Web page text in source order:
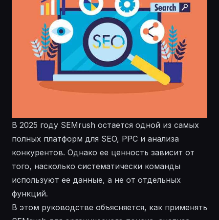
В 2025 году SEMrush остается одной из самых
полных платформ для SEO, PPC и анализа
конкурентов. Однако ее ценность зависит от
того, насколько систематически команды
используют ее данные, а не от отдельных
функций.
В этом руководстве объясняется, как применять